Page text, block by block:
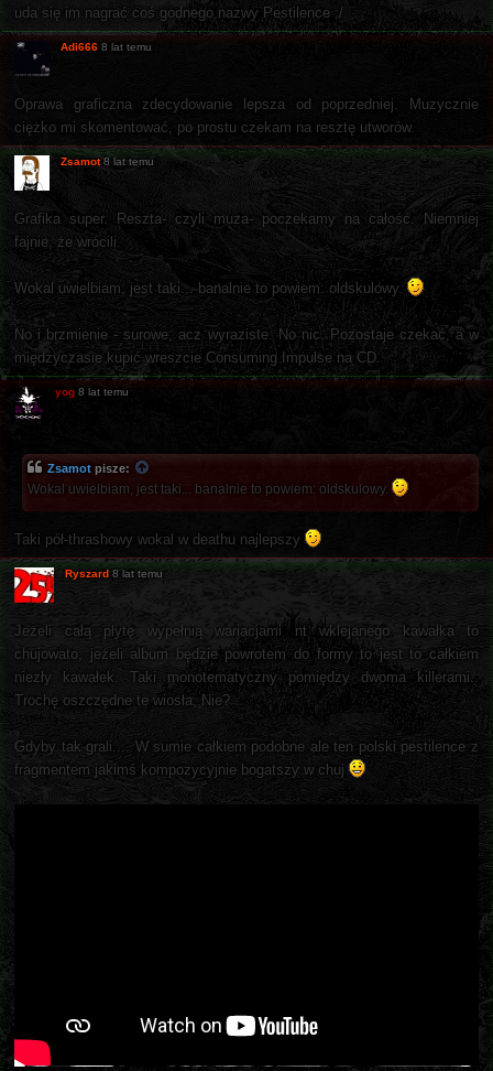
uda się im nagrać coś godnego nazwy Pestilence :/
Adi666 8 lat temu
Oprawa graficzna zdecydowanie lepsza od poprzedniej. Muzycznie
ciężko mi skomentować, po prostu czekam na resztę utworów.
Zsamot 8 lat temu
Grafika super. Reszta- czyli muza- poczekamy na całość. Niemniej
fajnie, że wrócili.
Wokal uwielbiam, jest taki... banalnie to powiem: oldskulowy.
No i brzmienie - surowe, acz wyraziste. No nic. Pozostaje czekać, a w
międzyczasie kupić wreszcie Consuming Impulse na CD.
yog 8 lat temu
Zsamot pisze:
Wokal uwielbiam, jest taki... banalnie to powiem: oldskulowy.
Taki pół-thrashowy wokal w deathu najlepszy
Ryszard 8 lat temu
Jeżeli całą plytę wypełnią wariacjami nt wklejanego kawałka to
chujowato, jeżeli album będzie powrotem do formy to jest to całkiem
niezły kawałek. Taki monotematyczny pomiędzy dwoma killerami..
Trochę oszczędne te wiosła, Nie?
Gdyby tak grali.... W sumie całkiem podobne ale ten polski pestilence z
fragmentem jakimś kompozycyjnie bogatszy w chuj